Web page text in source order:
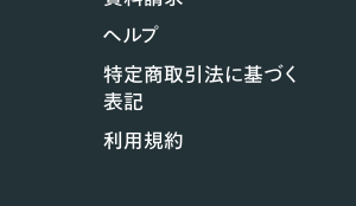
ヘルプ
特定商取引法に基づく
表記
利用規約